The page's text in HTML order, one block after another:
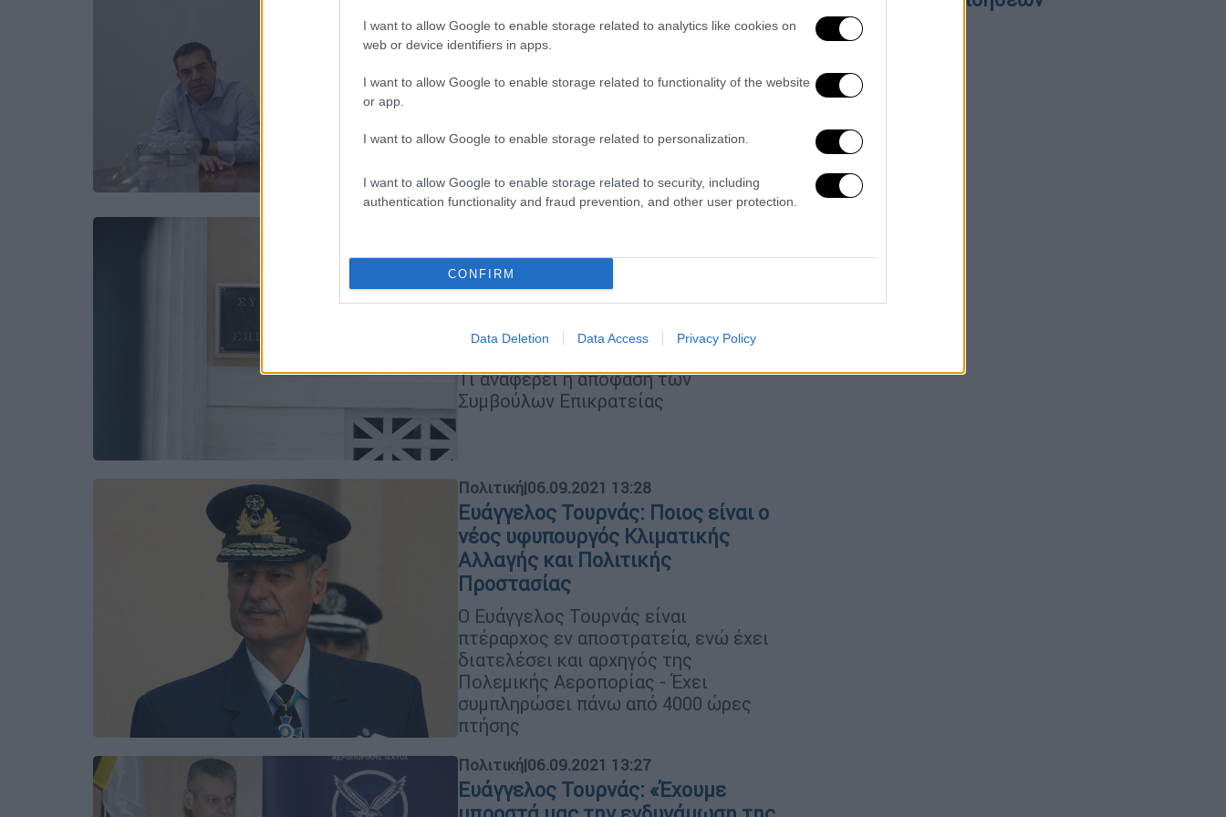
I want to allow Google to enable storage related to analytics like cookies on
web or device identifiers in apps.
I want to allow Google to enable storage related to functionality of the website
or app.
I want to allow Google to enable storage related to personalization.
I want to allow Google to enable storage related to security, including
authentication functionality and fraud prevention, and other user protection.
CONFIRM
Data Deletion Data Access Privacy Policy
ναρκωτικά γίνεται παρέμβαση και
αν κινδυνεύουν εκατοντάδες
άνθρωποι, όχι;
προέδρου του ΣΥΡΙΖΑ και του
υπηρεσιακού υπουργού Πολιτικής
Προστασίας
Ελλάδα|
ΣτΕ: Νόμιμο το ΠΔ για σύσταση
Προστασίας
Τι αναφέρει η απόφαση των
Συμβούλων Επικρατείας
Πολιτική|06.09.2021 13:28
Ευάγγελος Τουρνάς: Ποιος είναι ο
νέος υφυπουργός Κλιματικής
Αλλαγής και Πολιτικής
Προστασίας
Ο Ευάγγελος Τουρνάς είναι
πτέραρχος εν αποστρατεία, ενώ έχει
διατελέσει και αρχηγός της
Πολεμικής Αεροπορίας - Έχει
συμπληρώσει πάνω από 4000 ώρες
πτήσης
Πολιτική|06.09.2021 13:27
Ευάγγελος Τουρνάς: «Έχουμε
07/08/2026